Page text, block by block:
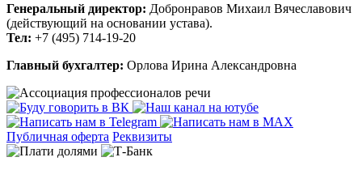
Генеральный директор: Добронравов Михаил Вячеславович
(действующий на основании устава).
Тел: +7 (495) 714-19-20
Главный бухгалтер: Орлова Ирина Александровна
Публичная оферта Реквизиты